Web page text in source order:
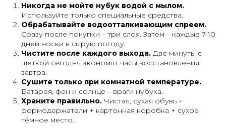
Никогда не мойте нубук водой с мылом.
Используйте только специальные средства.
Обрабатывайте водоотталкивающим спреем.
Сразу после покупки – три слоя. Затем – каждые 7-10
дней носки в сырую погоду.
Чистите после каждого выхода. Две минуты с
щёткой сегодня экономят часы восстановления
завтра.
Сушите только при комнатной температуре.
Батарея, фен и солнце – враги нубука.
Храните правильно. Чистая, сухая обувь +
формодержатели + картонная коробка + сухое
тёмное место.